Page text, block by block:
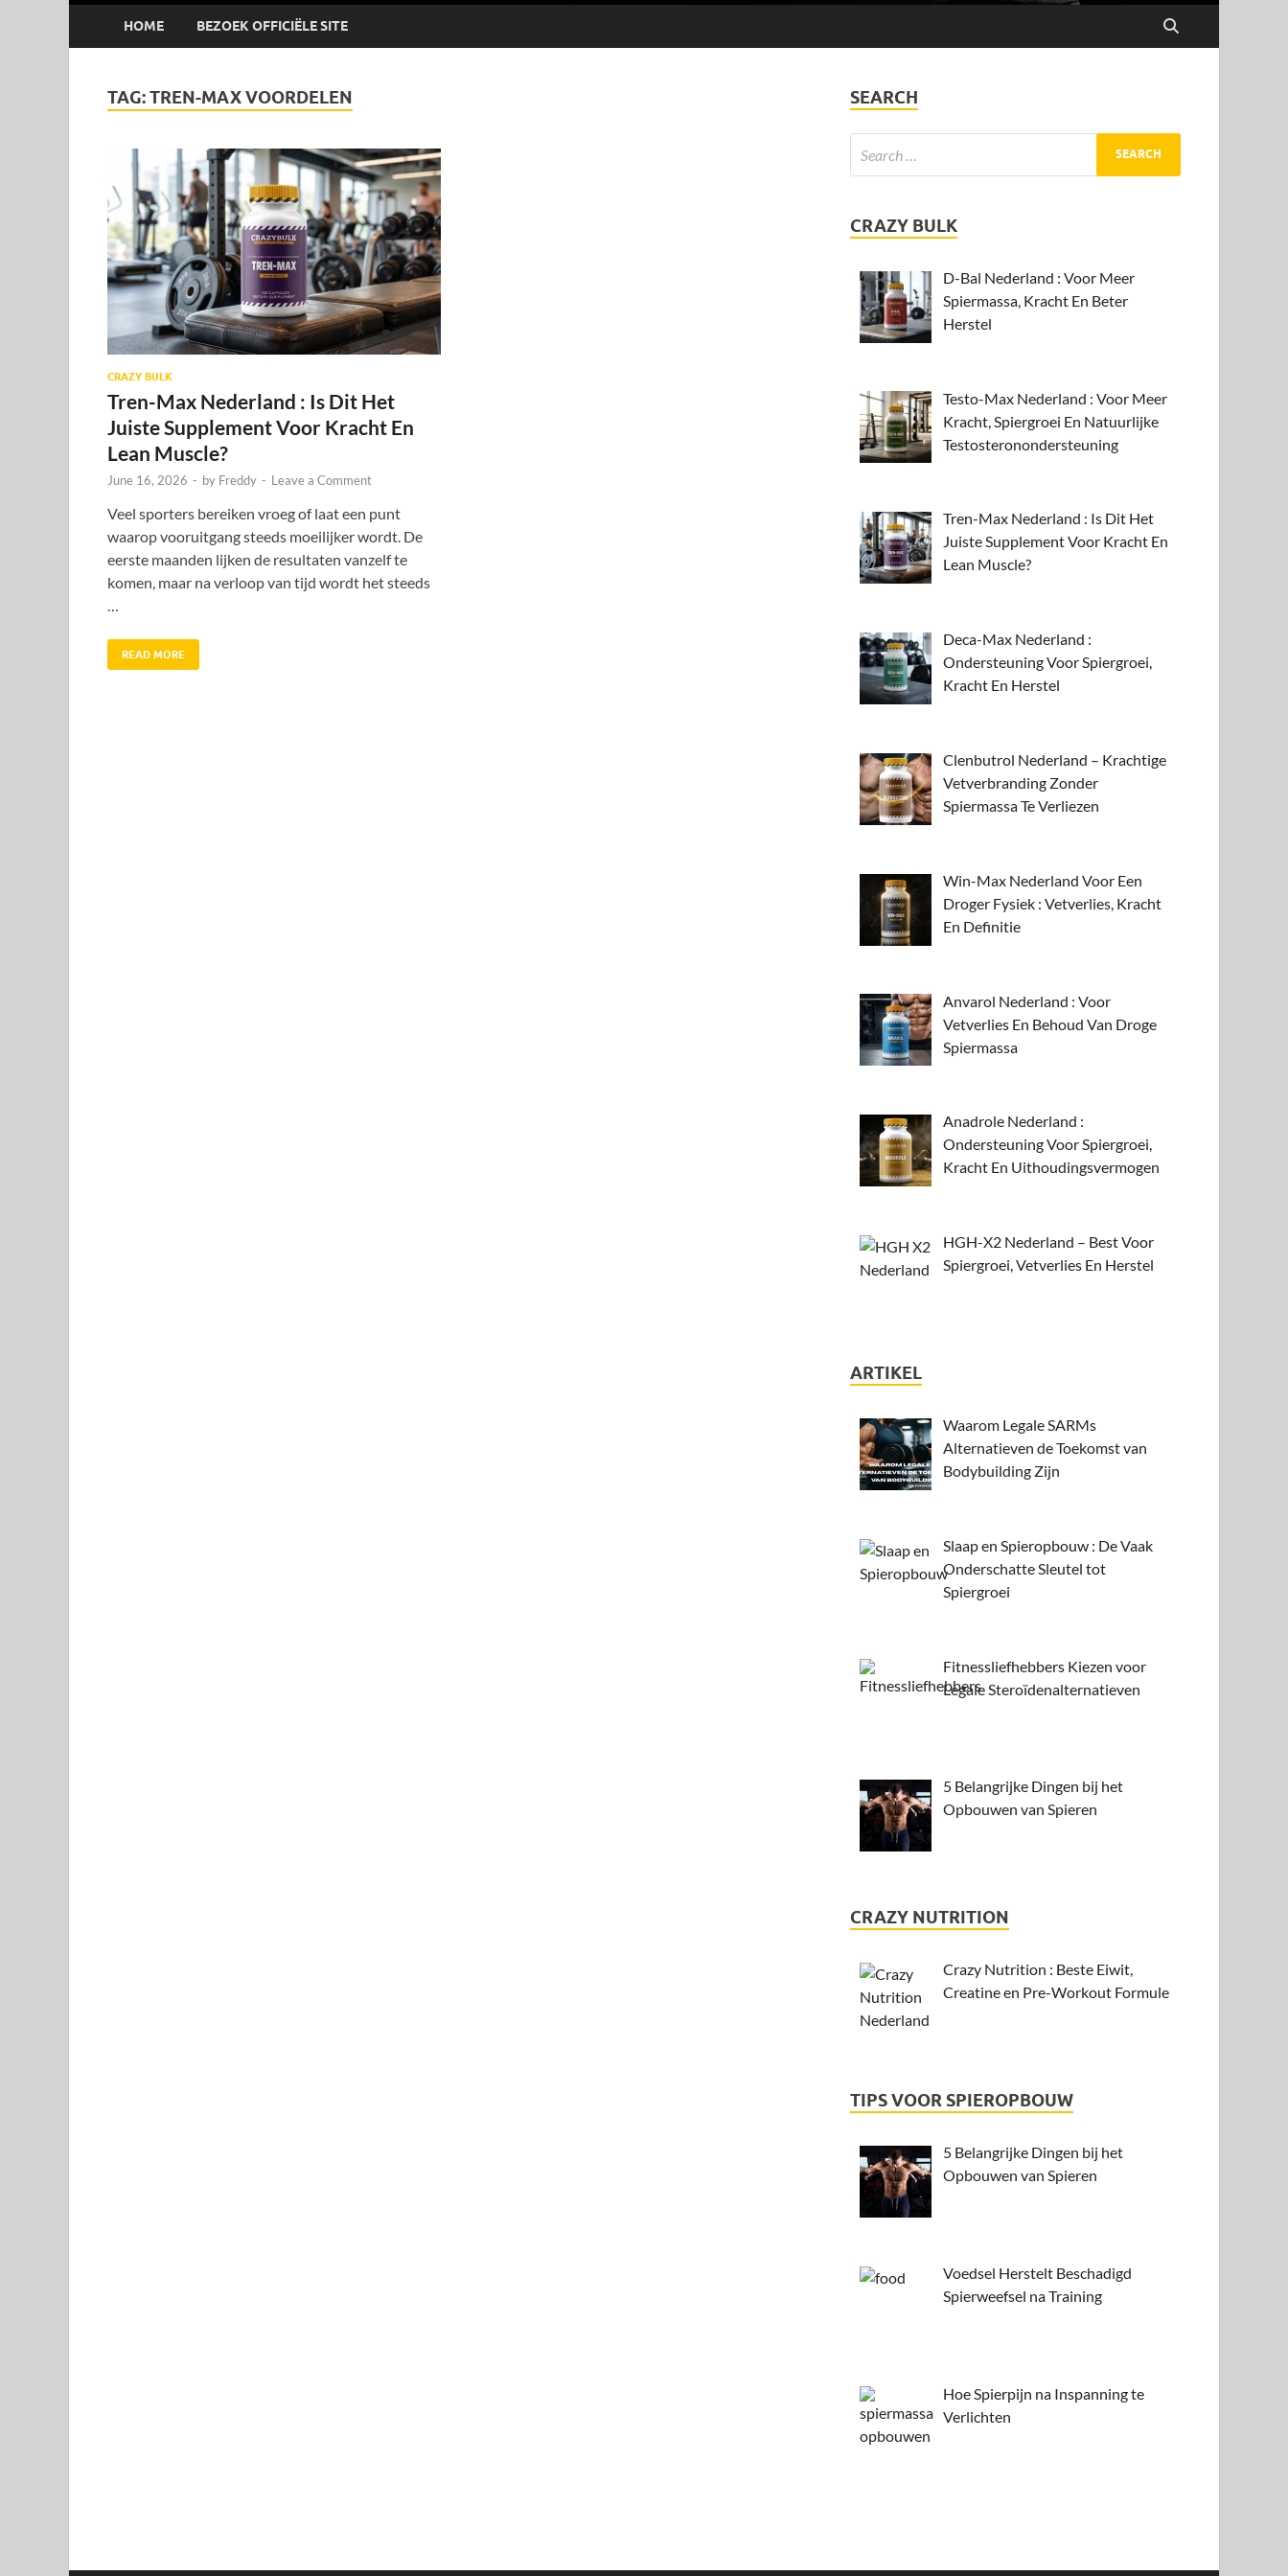
HOME BEZOEK OFFICIËLE SITE
TAG:TREN-MAX VOORDELEN
CRAZY BULK
Tren-Max Nederland : Is Dit Het
Juiste Supplement Voor Kracht En
Lean Muscle?
June 16, 2026 - by Freddy - Leave a Comment
Veel sporters bereiken vroeg of laat een punt
waarop vooruitgang steeds moeilijker wordt. De
eerste maanden lijken de resultaten vanzelf te
komen, maar na verloop van tijd wordt het steeds
READ MORE
SEARCH
CRAZY BULK
D-Bal Nederland : Voor Meer
Spiermassa, Kracht En Beter
Herstel
Testo-Max Nederland : Voor Meer
Kracht, Spiergroei En Natuurlijke
Testosteronondersteuning
Tren-Max Nederland : Is Dit Het
Juiste Supplement Voor Kracht En
Lean Muscle?
Deca-Max Nederland :
Ondersteuning Voor Spiergroei,
Kracht En Herstel
Clenbutrol Nederland – Krachtige
Vetverbranding Zonder
Spiermassa Te Verliezen
Win-Max Nederland Voor Een
Droger Fysiek : Vetverlies, Kracht
En Definitie
Anvarol Nederland : Voor
Vetverlies En Behoud Van Droge
Spiermassa
Anadrole Nederland :
Ondersteuning Voor Spiergroei,
Kracht En Uithoudingsvermogen
HGH-X2 Nederland – Best Voor
Spiergroei, Vetverlies En Herstel
ARTIKEL
Waarom Legale SARMs
Alternatieven de Toekomst van
Bodybuilding Zijn
Slaap en Spieropbouw : De Vaak
Onderschatte Sleutel tot
Spiergroei
Fitnessliefhebbers Kiezen voor
Legale Steroïdenalternatieven
5 Belangrijke Dingen bij het
Opbouwen van Spieren
CRAZY NUTRITION
Crazy Nutrition : Beste Eiwit,
Creatine en Pre-Workout Formule
TIPS VOOR SPIEROPBOUW
5 Belangrijke Dingen bij het
Opbouwen van Spieren
Voedsel Herstelt Beschadigd
Spierweefsel na Training
Hoe Spierpijn na Inspanning te
Verlichten